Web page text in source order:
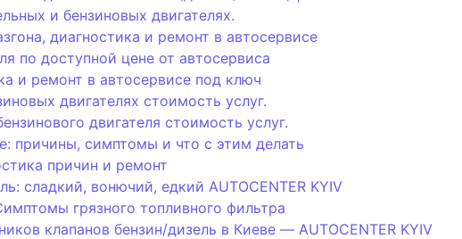
и бензиновых двигателях.
диагностика и ремонт в автосервисе
по доступной цене от автосервиса
и ремонт в автосервисе под ключ
двигателях стоимость услуг.
двигателя стоимость услуг.
причины, симптомы и что с этим делать
причин и ремонт
сладкий, вонючий, едкий AUTOCENTER KYIV
грязного топливного фильтра
клапанов бензин/дизель в Киеве — AUTOCENTER KYIV